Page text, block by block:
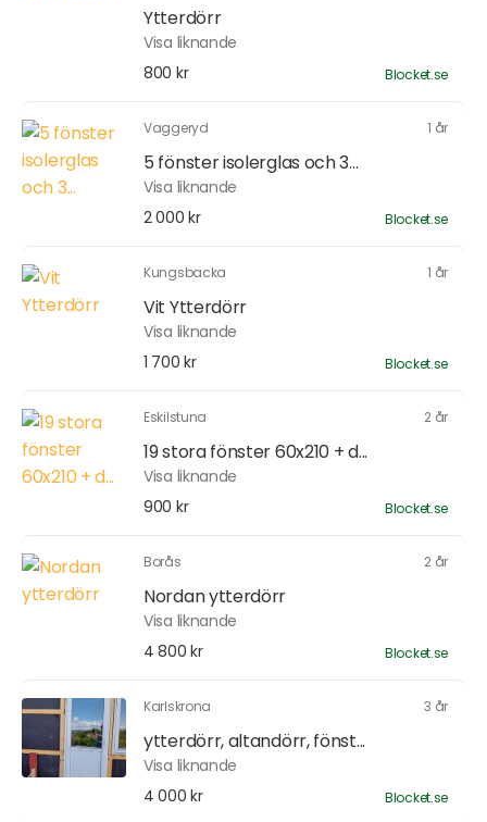
Ytterdörr
Visa liknande
800 kr
Blocket.se
Vaggeryd 1 år
5 fönster isolerglas och 3...
Visa liknande
2 000 kr
Blocket.se
Kungsbacka 1 år
Vit Ytterdörr
Visa liknande
1 700 kr
Blocket.se
Eskilstuna 2 år
19 stora fönster 60x210 + d...
Visa liknande
900 kr
Blocket.se
Borås 2 år
Nordan ytterdörr
Visa liknande
4 800 kr
Blocket.se
Karlskrona 3 år
ytterdörr, altandörr, fönst...
Visa liknande
4 000 kr
Blocket.se